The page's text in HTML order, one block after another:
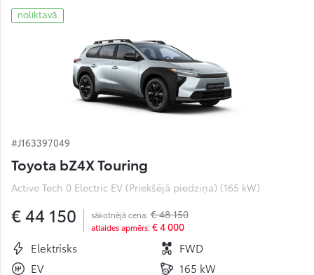
noliktavā
#J163397049
Toyota bZ4X Touring
Active Tech 0 Electric EV (Priekšējā piedziņa) (165 kW)
€ 44 150 sākotnējā cena: € 48 150
atlaides apmērs: € 4 000
Elektrisks
FWD
EV
165 kW